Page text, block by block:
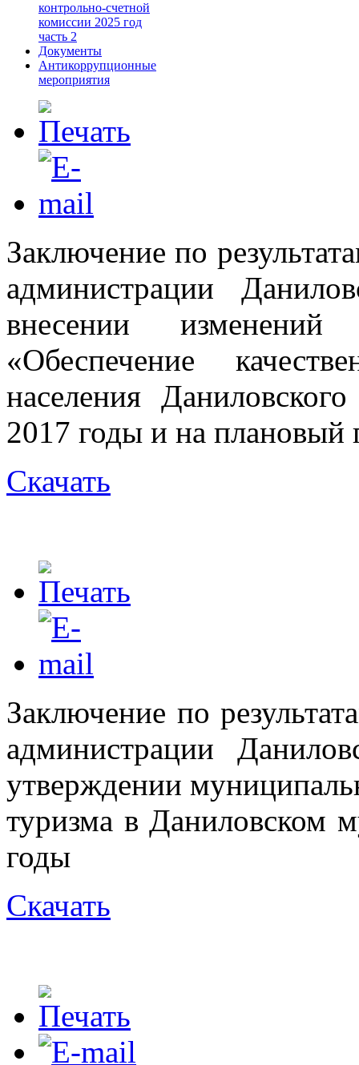
контрольно-счетной
комиссии 2025 год
часть 2
Документы
Антикоррупционные
мероприятия
Заключение по
администрации
внесении
«Обеспечение
населения
2017 годы и на плановый
Скачать
Заключение по
администрации
утверждении
туризма в Даниловском
годы
Скачать